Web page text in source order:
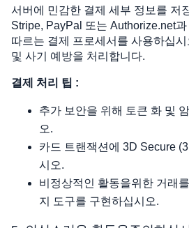
서버에 민감한 결제 세부 정보를 저
Stripe, PayPal 또는 Authorize.net
따르는 결제 프로세서를 사용하십
및 사기 예방을 처리합니다.
결제 처리 팁 :
추가 보안을 위해 토큰 화 및
오.
카드 트랜잭션에 3D Secure
시오.
비정상적인 활동을위한 거래
지 도구를 구현하십시오.